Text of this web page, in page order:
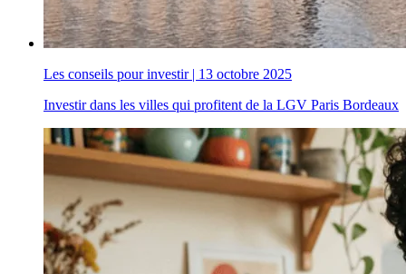
Les conseils pour investir| 13 octobre 2025
Investir dans les villes qui profitent de la LGV Paris Bordeaux